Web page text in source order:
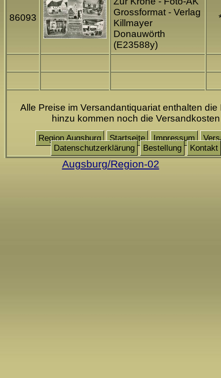
86093
Grossformat - Verlag
Killmayer
Donauwörth
(E23588y)
Alle Preise im Versandantiquariat enthalten die
hinzu kommen noch die Versandkosten
Region Augsburg Startseite Impressum
Datenschutzerklärung
Bestellung Kontakt
Augsburg/Region-02